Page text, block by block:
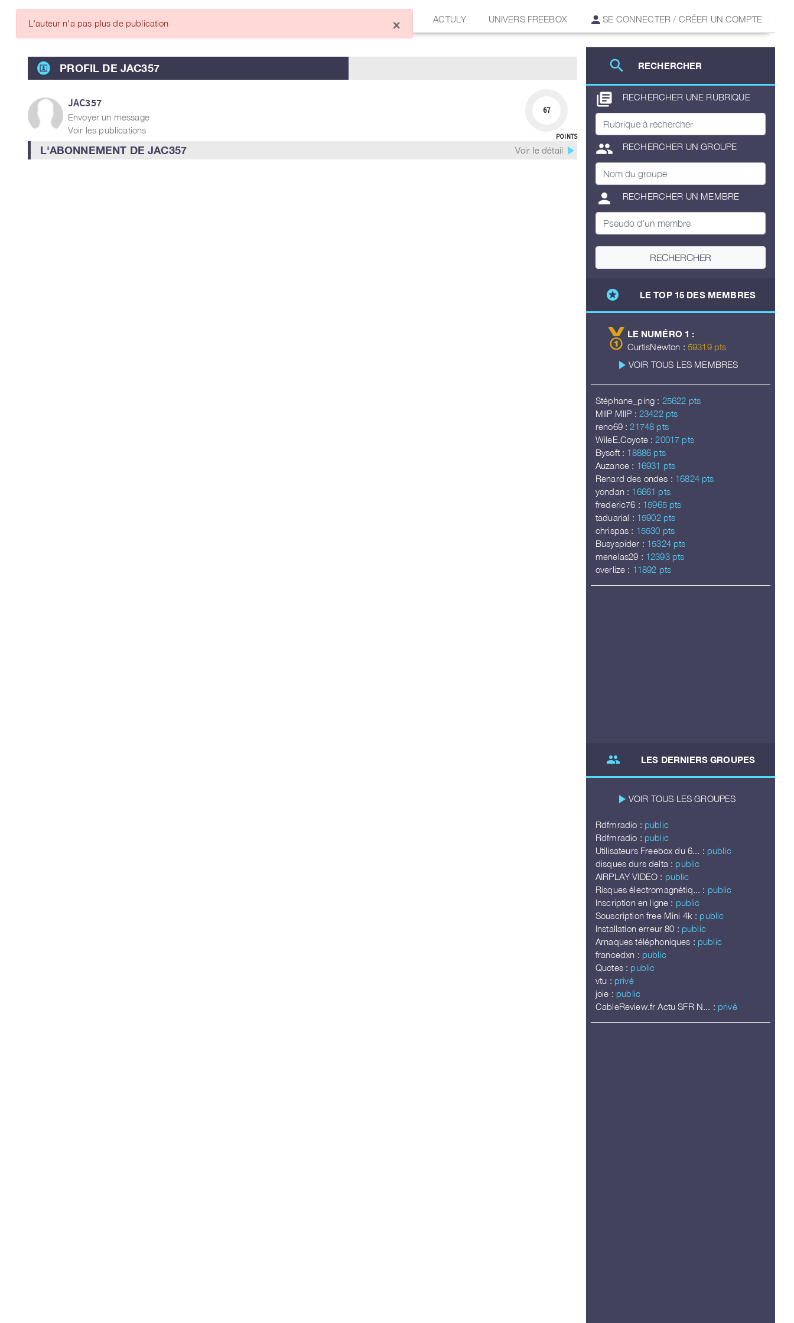
ARTICLES DES MEMBRES ACTULY UNIVERS FREEBOX SE CONNECTER / CRÉER UN COMPTE
search RECHERCHER
library_books RECHERCHER UNE RUBRIQUE
group RECHERCHER UN GROUPE
person RECHERCHER UN MEMBRE
RECHERCHER
stars LE TOP 15 DES MEMBRES
LE NUMÉRO 1 :
CurtisNewton : 59319 pts
play_arrow VOIR TOUS LES MEMBRES
Stéphane_ping : 25622 pts
MIIP MIIP : 23422 pts
reno69 : 21748 pts
WileE.Coyote : 20017 pts
Bysoft : 18886 pts
Auzance : 16931 pts
Renard des ondes : 16824 pts
yondan : 16661 pts
frederic76 : 15965 pts
taduarial : 15902 pts
chrispas : 15530 pts
Busyspider : 15324 pts
menelas29 : 12393 pts
overlize : 11892 pts
group LES DERNIERS GROUPES
play_arrow VOIR TOUS LES GROUPES
Rdfmradio : public
Rdfmradio : public
Utilisateurs Freebox du 6... : public
disques durs delta : public
AIRPLAY VIDEO : public
Risques électromagnétiq... : public
Inscription en ligne : public
Souscription free Mini 4k : public
Installation erreur 80 : public
Arnaques téléphoniques : public
francedxn : public
Quotes : public
vtu : privé
joie : public
CableReview.fr Actu SFR N... : privé
PROFIL DE JAC357
JAC357
Envoyer un message
Voir les publications
67
POINTS
L'ABONNEMENT DE JAC357 Voir le détail play_arrow
L'auteur n'a pas plus de publication ×